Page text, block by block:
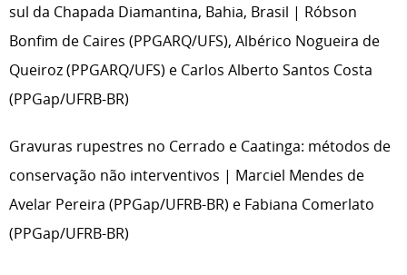
sul da Chapada Diamantina, Bahia, Brasil | Róbson
Bonfim de Caires (PPGARQ/UFS), Albérico Nogueira de
Queiroz (PPGARQ/UFS) e Carlos Alberto Santos Costa
(PPGap/UFRB-BR)
Gravuras rupestres no Cerrado e Caatinga: métodos de
conservação não interventivos | Marciel Mendes de
Avelar Pereira (PPGap/UFRB-BR) e Fabiana Comerlato
(PPGap/UFRB-BR)